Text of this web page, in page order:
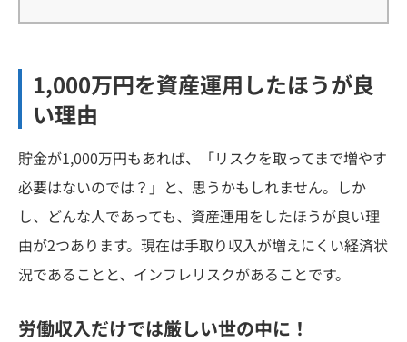
1,000万円を資産運用したほうが良
い理由
貯金が1,000万円もあれば、「リスクを取ってまで増やす
必要はないのでは？」と、思うかもしれません。しか
し、どんな人であっても、資産運用をしたほうが良い理
由が2つあります。現在は手取り収入が増えにくい経済状
況であることと、インフレリスクがあることです。
労働収入だけでは厳しい世の中に！